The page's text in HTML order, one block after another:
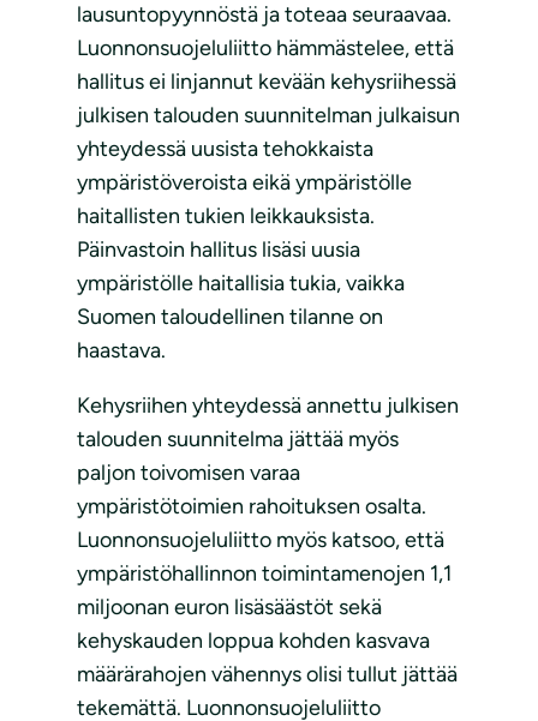
lausuntopyynnöstä ja toteaa seuraavaa.
Luonnonsuojeluliitto hämmästelee, että
hallitus ei linjannut kevään kehysriihessä
julkisen talouden suunnitelman julkaisun
yhteydessä uusista tehokkaista
ympäristöveroista eikä ympäristölle
haitallisten tukien leikkauksista.
Päinvastoin hallitus lisäsi uusia
ympäristölle haitallisia tukia, vaikka
Suomen taloudellinen tilanne on
haastava.
Kehysriihen yhteydessä annettu julkisen
talouden suunnitelma jättää myös
paljon toivomisen varaa
ympäristötoimien rahoituksen osalta.
Luonnonsuojeluliitto myös katsoo, että
ympäristöhallinnon toimintamenojen 1,1
miljoonan euron lisäsäästöt sekä
kehyskauden loppua kohden kasvava
määrärahojen vähennys olisi tullut jättää
tekemättä. Luonnonsuojeluliitto